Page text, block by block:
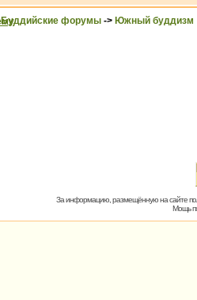
Буддийские форумы -> Южный буддизм
За информацию, размещённую на сайте
Мощь